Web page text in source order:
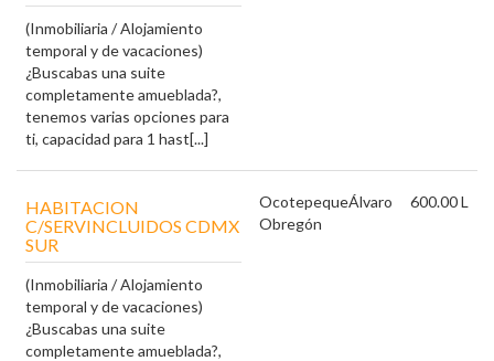
(Inmobiliaria / Alojamiento
temporal y de vacaciones)
¿Buscabas una suite
completamente amueblada?,
tenemos varias opciones para
ti, capacidad para 1 hast[...]
HABITACION
C/SERVINCLUIDOS CDMX
SUR
(Inmobiliaria / Alojamiento
temporal y de vacaciones)
¿Buscabas una suite
completamente amueblada?,
OcotepequeÁlvaro
Obregón
600.00 L